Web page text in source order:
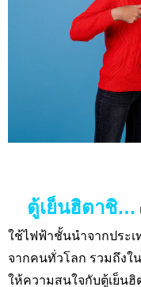
ตู้เย็นฮิตาชิ…
ใช้ไฟฟ้าชั้นนำจากประ
จากคนทั่วโลก รวมถึงใ
ให้ความสนใจกับตู้เย็น